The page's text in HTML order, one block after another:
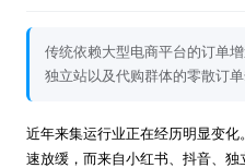
传统依赖大型电商平台的订单
独立站以及代购群体的零散订单
近年来集运行业正在经历明显变
速放缓，而来自小红书、抖音、